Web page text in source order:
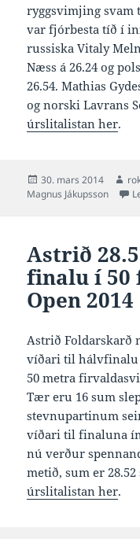
ryggsvimjing svam
var fjórbesta tíð í
russiska Vitaly
Næss á 26.24 og
26.54. Mathias
og norski Lavrans
úrslitalistan her.
Posted
on
30. mars 2014
Magnus Jákupsson
Astrið
finalu í 50
Open 2014
Astrið Foldarskarð
víðari til hálvfinalu
50 metra
Tær eru 16 sum
stevnupartinum
víðari til finaluna
nú verður
metið, sum er
úrslitalistan her.